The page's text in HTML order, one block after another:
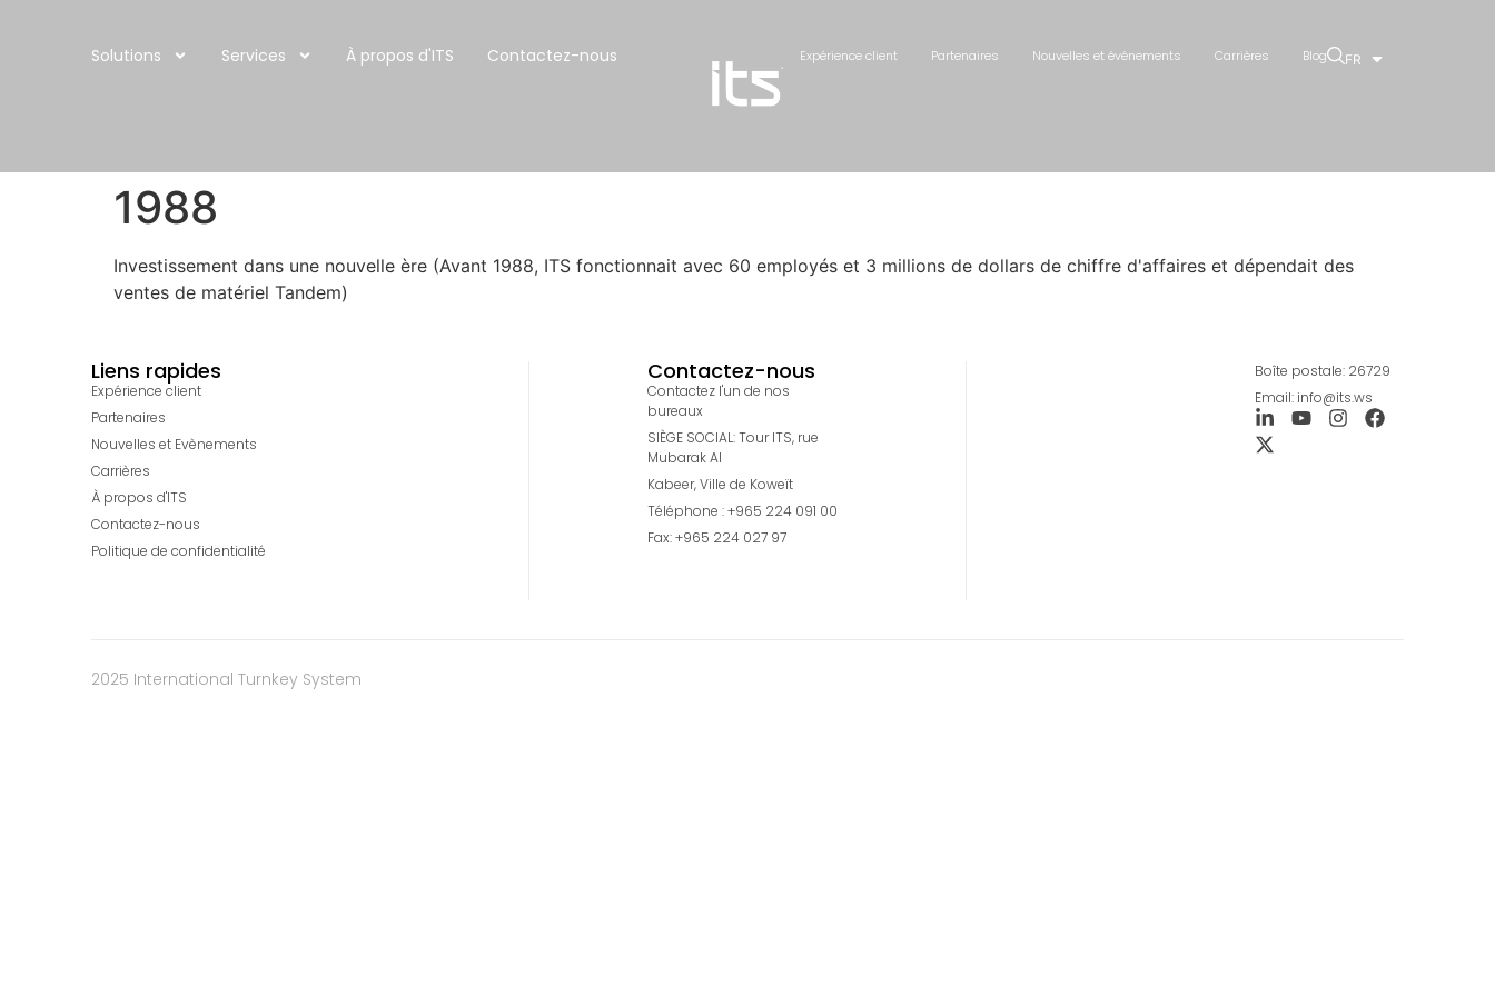
Solutions Services À propos d'ITS Contactez-nous Expérience client Partenaires Nouvelles et événements Carrières Blog FR
1988
Investissement dans une nouvelle ère (Avant 1988, ITS fonctionnait avec 60 employés et 3 millions de dollars de chiffre d'affaires et dépendait des
ventes de matériel Tandem)
Liens rapides
Expérience client
Partenaires
Nouvelles et Evènements
Carrières
À propos d'ITS
Contactez-nous
Politique de confidentialité
Contactez-nous
Contactez l'un de nos
bureaux
SIÈGE SOCIAL: Tour ITS, rue
Mubarak Al
Kabeer, Ville de Koweït
Téléphone : +965 224 091 00
Fax: +965 224 027 97
Boîte postale: 26729
Email: info@its.ws
2025 International Turnkey System